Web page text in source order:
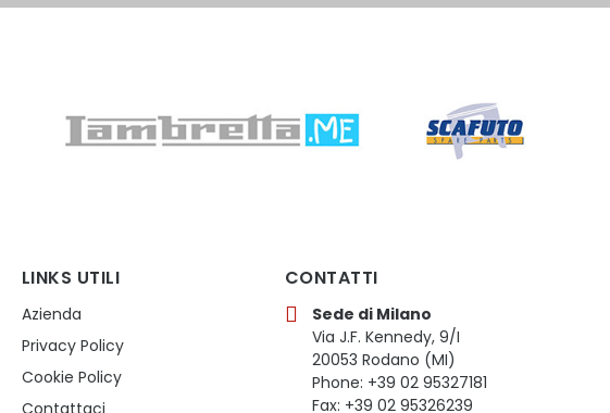
LINKS UTILI
Azienda
Privacy Policy
Cookie Policy
CONTATTI
Sede di Milano
Via J.F. Kennedy, 9/I
20053 Rodano (MI)
Phone: +39 02 95327181
Fax: +39 02 95326239